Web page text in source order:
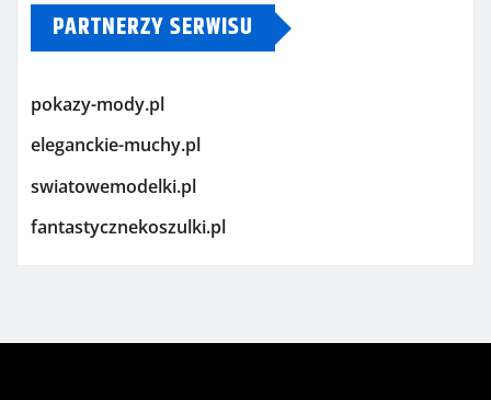
PARTNERZY SERWISU
pokazy-mody.pl
eleganckie-muchy.pl
swiatowemodelki.pl
fantastycznekoszulki.pl